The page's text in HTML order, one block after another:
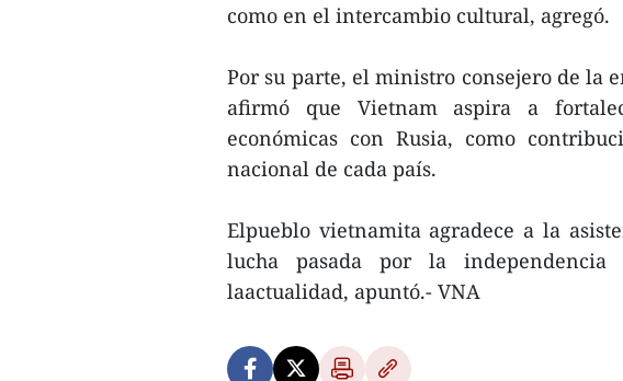
como en el intercambio cultural, agregó.
Por su parte, el ministro consejero de la
afirmó que Vietnam aspira a
económicas con Rusia, como
nacional de cada país.
Elpueblo vietnamita agradece a la
lucha pasada por la
laactualidad, apuntó.- VNA